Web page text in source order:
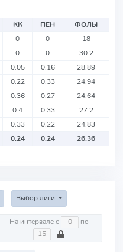
КК ПЕН
ФОЛЫ
0 0
18
0 0
30.2
0.05 0.16
28.89
0.22 0.33
24.94
0.36 0.27
24.64
0.4 0.33
27.2
0.33 0.22
24.83
0.24 0.24 26.36
Выбор лиги
На интервале с по